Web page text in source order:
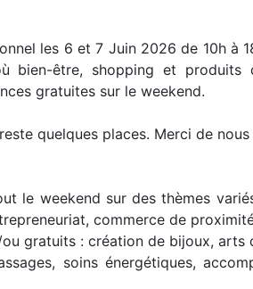
les 6 et 7 Juin 2026 de 10h à
bien-être, shopping et
gratuites sur le weekend.
quelques places. Merci de
le weekend sur des thèmes
commerce de
gratuits : création de bijoux,
soins énergétiques,